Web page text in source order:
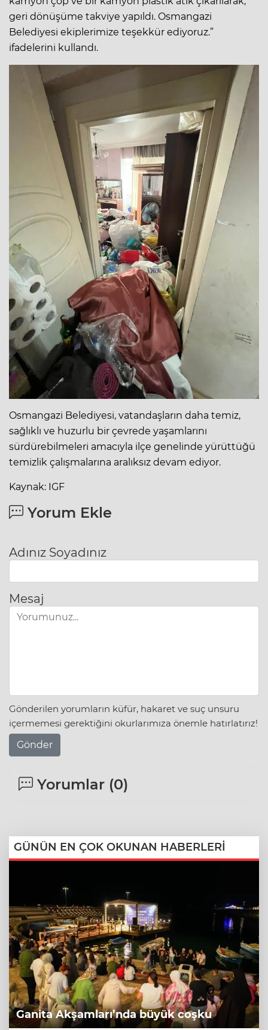
geri dönüşüme takviye yapıldı. Osmangazi
Belediyesi ekiplerimize teşekkür ediyoruz.”
ifadelerini kullandı.
Osmangazi Belediyesi, vatandaşların daha temiz,
sağlıklı ve huzurlu bir çevrede yaşamlarını
sürdürebilmeleri amacıyla ilçe genelinde yürüttüğü
temizlik çalışmalarına aralıksız devam ediyor.
Kaynak: IGF
Yorum Ekle
Adınız Soyadınız
Mesaj
Gönderilen yorumların küfür, hakaret ve suç unsuru
içermemesi gerektiğini okurlarımıza önemle hatırlatırız!
Gönder
Yorumlar (0)
GÜNÜN EN ÇOK OKUNAN HABERLERİ
Ganita Akşamları’nda büyük coşku